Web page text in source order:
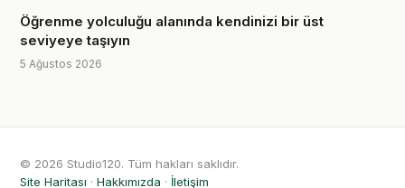
Öğrenme yolculuğu alanında kendinizi bir üst
seviyeye taşıyın
5 Ağustos 2026
© 2026 Studio120. Tüm hakları saklıdır.
Site Haritası · Hakkımızda · İletişim